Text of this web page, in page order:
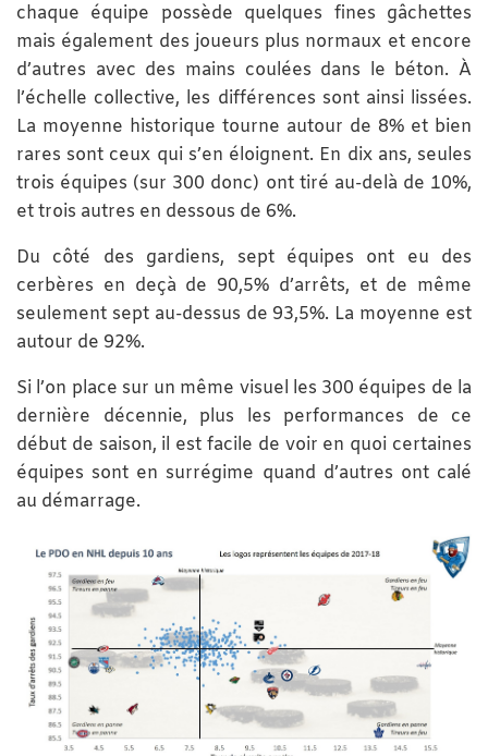
chaque équipe possède quelques fines gâchettes
mais également des joueurs plus normaux et encore
d’autres avec des mains coulées dans le béton. À
l’échelle collective, les différences sont ainsi lissées.
La moyenne historique tourne autour de 8% et bien
rares sont ceux qui s’en éloignent. En dix ans, seules
trois équipes (sur 300 donc) ont tiré au-delà de 10%,
et trois autres en dessous de 6%.
Du côté des gardiens, sept équipes ont eu des
cerbères en deçà de 90,5% d’arrêts, et de même
seulement sept au-dessus de 93,5%. La moyenne est
autour de 92%.
Si l’on place sur un même visuel les 300 équipes de la
dernière décennie, plus les performances de ce
début de saison, il est facile de voir en quoi certaines
équipes sont en surrégime quand d’autres ont calé
au démarrage.